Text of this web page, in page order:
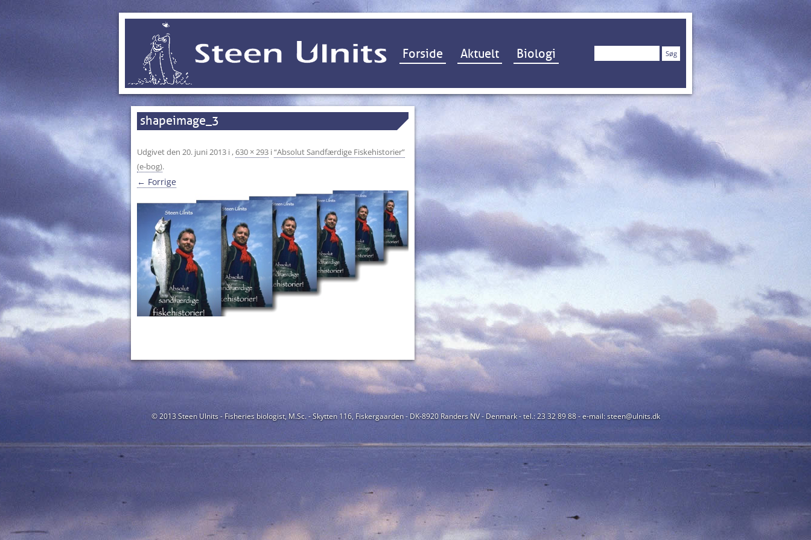
Hop til indhold
Forside Aktuelt Biologi Søg
shapeimage_3
Udgivet den 20. juni 2013 i ,630 × 293 i“Absolut Sandfærdige Fiskehistorier”
(e-bog).
← Forrige
© 2013 Steen Ulnits - Fisheries biologist, M.Sc. - Skytten 116, Fiskergaarden - DK-8920 Randers NV - Denmark - tel.: 23 32 89 88 - e-mail: steen@ulnits.dk